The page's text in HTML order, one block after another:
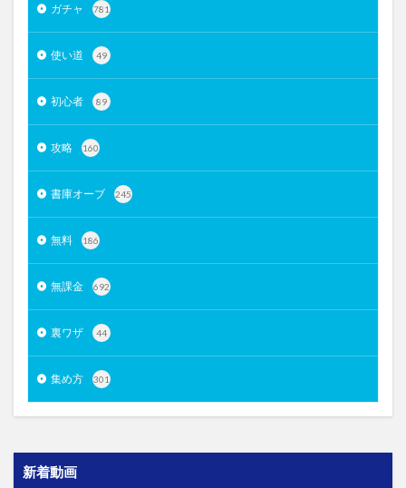
ガチャ 781
使い道 49
初心者 89
攻略 160
書庫オーブ 245
無料 186
無課金 692
裏ワザ 44
集め方 301
新着動画